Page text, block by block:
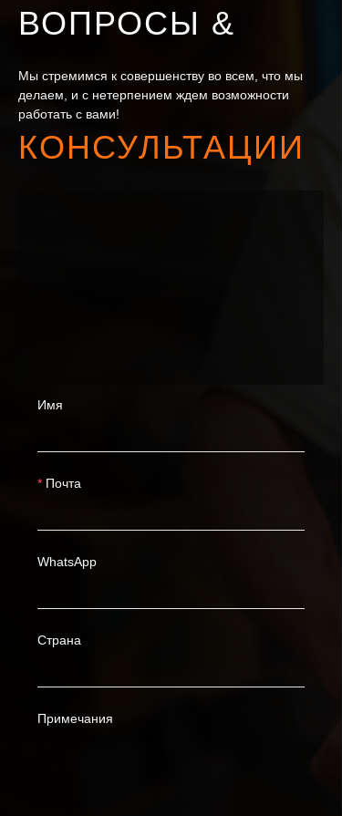
Имя
Почта
WhatsApp
Страна
Примечания
ВОПРОСЫ &
Мы стремимся к совершенству во всем, что мы
делаем, и с нетерпением ждем возможности
работать с вами!
КОНСУЛЬТАЦИИ